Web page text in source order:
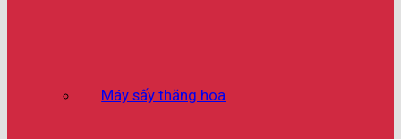
Máy sấy thăng hoa